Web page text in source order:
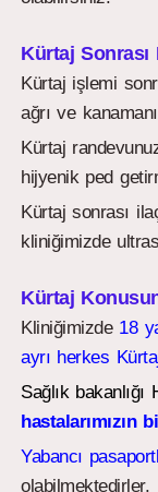
Kürtaj
Kürtaj işlemi
ağrı ve
Kürtaj
hijyenik ped
Kürtaj sonrası
kliniğimizde
Kürtaj
Kliniğimizde18
ayrı herkes
Sağlık
hastalarımızın
Yabancı
olabilmektedirler.